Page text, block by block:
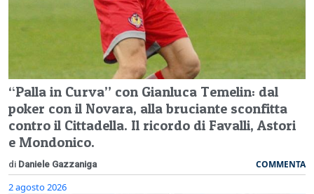
“Palla in Curva” con Gianluca Temelin: dal
poker con il Novara, alla bruciante sconfitta
contro il Cittadella. Il ricordo di Favalli, Astori
e Mondonico.
di Daniele Gazzaniga COMMENTA
2 agosto 2026